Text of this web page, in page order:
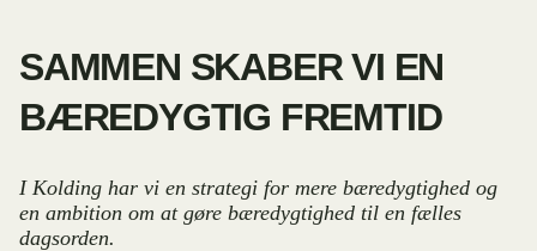
SAMMEN SKABER VI EN
BÆREDYGTIG FREMTID
I Kolding har vi en strategi for mere bæredygtighed og
en ambition om at gøre bæredygtighed til en fælles
dagsorden.